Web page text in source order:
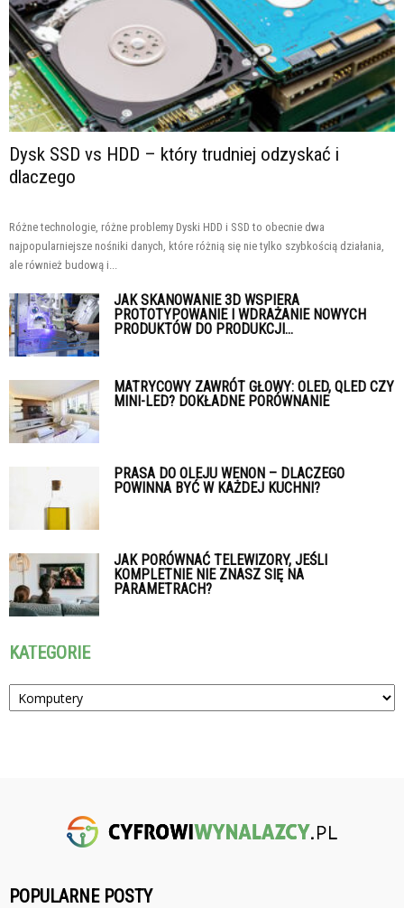
Dysk SSD vs HDD – który trudniej odzyskać i
dlaczego
Różne technologie, różne problemy Dyski HDD i SSD to obecnie dwa
najpopularniejsze nośniki danych, które różnią się nie tylko szybkością działania,
ale również budową i...
JAK SKANOWANIE 3D WSPIERA
PROTOTYPOWANIE I WDRAŻANIE NOWYCH
PRODUKTÓW DO PRODUKCJI...
MATRYCOWY ZAWRÓT GŁOWY: OLED, QLED CZY
MINI-LED? DOKŁADNE PORÓWNANIE
PRASA DO OLEJU WENON – DLACZEGO
POWINNA BYĆ W KAŻDEJ KUCHNI?
JAK PORÓWNAĆ TELEWIZORY, JEŚLI
KOMPLETNIE NIE ZNASZ SIĘ NA
PARAMETRACH?
KATEGORIE
Kategorie
POPULARNE POSTY